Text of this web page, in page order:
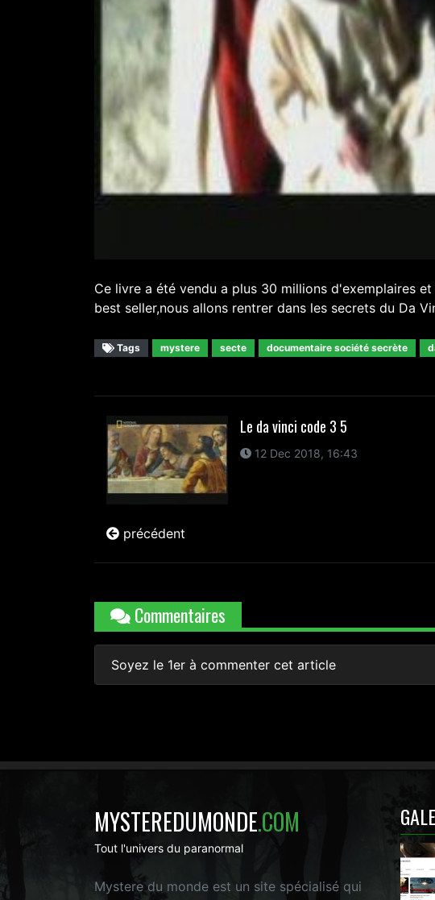
Ce livre a été vendu a plus 30 millions d'exemplaires
best seller,nous allons rentrer dans les secrets du Da
Tags mystere secte documentaire société secrète
Le da vinci code 3 5
12 Dec 2018, 16:43
précédent
Commentaires
Soyez le 1er à commenter cet article
MYSTEREDUMONDE.COM
Tout l'univers du paranormal
Mystere du monde est un site spécialisé qui